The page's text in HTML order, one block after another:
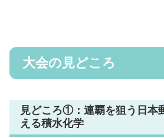
大会の見どころ
見どころ①：連覇を狙う日本
える積水化学